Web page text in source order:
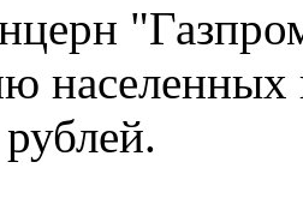
населенных